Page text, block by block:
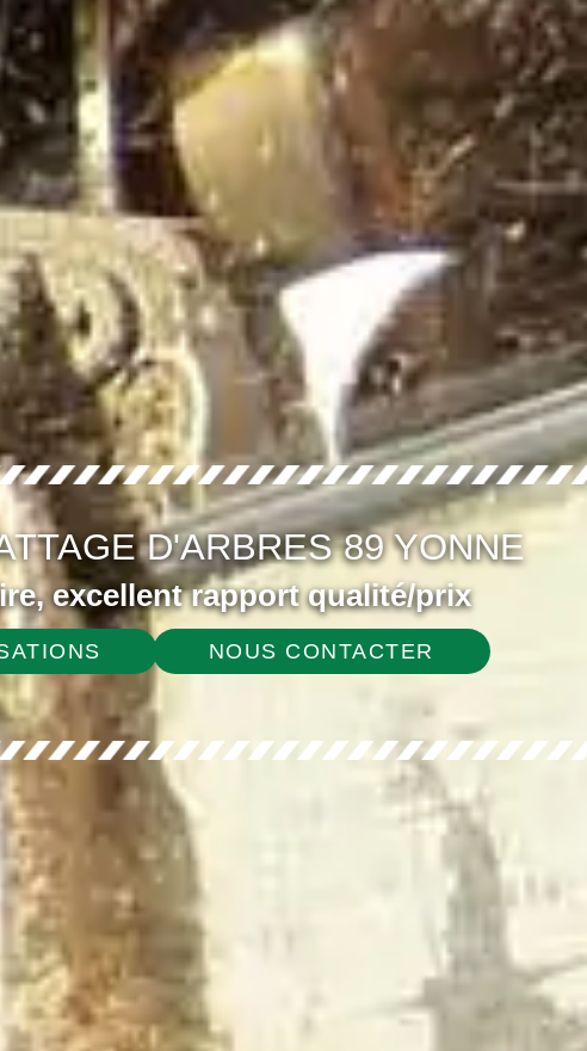
D'ARBRES 89 YONNE
excellent rapport qualité/prix
NOUS CONTACTER